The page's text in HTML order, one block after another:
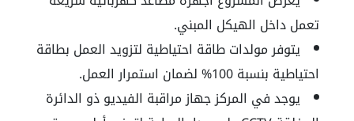
تعمل داخل الهيكل المبني.
يتوفر مولدات طاقة احتياطية لتزويد العمل بطاقة
احتياطية بنسبة 100% لضمان استمرار العمل.
يوجد في المركز جهاز مراقبة الفيديو ذو الدائرة